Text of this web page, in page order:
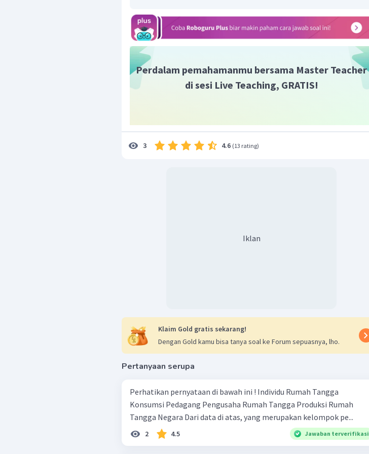
Perdalam pemahamanmu bersama Master Teacher
di sesi Live Teaching, GRATIS!
3 4.6 (13 rating)
Iklan
Klaim Gold gratis sekarang!
Dengan Gold kamu bisa tanya soal ke Forum sepuasnya, lho.
Pertanyaan serupa
Perhatikan pernyataan di bawah ini ! Individu Rumah Tangga
Konsumsi Pedagang Pengusaha Rumah Tangga Produksi Rumah
Tangga Negara Dari data di atas, yang merupakan kelompok pe...
2 4.5 Jawaban terverifikasi